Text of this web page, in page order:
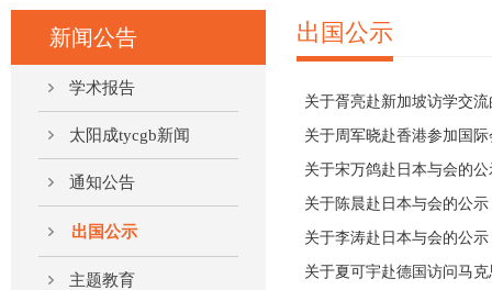
新闻公告
学术报告
太阳成tycgb新闻
通知公告
出国公示
主题教育
出国公示
关于胥亮赴新加坡访学交
关于周军晓赴香港参加国
关于宋万鸽赴日本与会的公
关于陈晨赴日本与会的公示
关于李涛赴日本与会的公示
关于夏可宇赴德国访问马